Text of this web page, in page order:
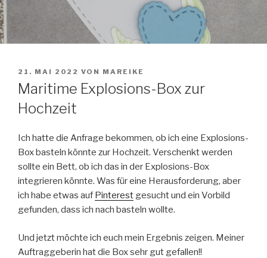
VERÖFFENTLICHT
AM
21. MAI 2022 VON MAREIKE
Maritime Explosions-Box zur
Hochzeit
Ich hatte die Anfrage bekommen, ob ich eine Explosions-
Box basteln könnte zur Hochzeit. Verschenkt werden
sollte ein Bett, ob ich das in der Explosions-Box
integrieren könnte. Was für eine Herausforderung, aber
ich habe etwas auf Pinterest gesucht und ein Vorbild
gefunden, dass ich nach basteln wollte.
Und jetzt möchte ich euch mein Ergebnis zeigen. Meiner
Auftraggeberin hat die Box sehr gut gefallen!!